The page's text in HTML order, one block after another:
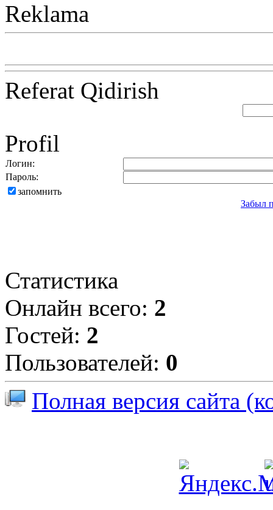
Reklama
Referat Qidirish
Profil
Логин:
Пароль:
запомнить
Забыл
Статистика
Онлайн всего: 2
Гостей: 2
Пользователей: 0
Полная версия сайта